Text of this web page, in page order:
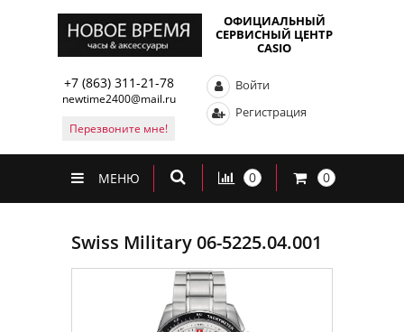
ОФИЦИАЛЬНЫЙ
СЕРВИСНЫЙ ЦЕНТР
CASIO
+7 (863) 311-21-78
newtime2400@mail.ru
Перезвоните мне!
Войти
Регистрация
МЕНЮ 0 0
Swiss Military 06-5225.04.001